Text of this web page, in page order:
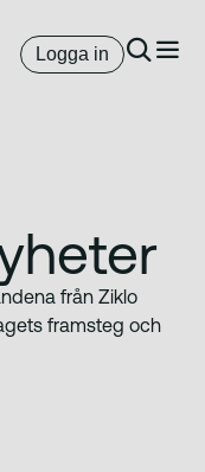
Logga in
från Ziklo
framsteg och